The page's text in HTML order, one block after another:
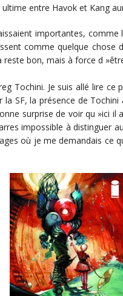
entre Havok et Kang
importantes, comme
comme quelque
bon, mais à force d
Tochini. Je suis allé lire
SF, la présence de
surprise de voir qu »ici il
impossible à distinguer
où je me demandais ce